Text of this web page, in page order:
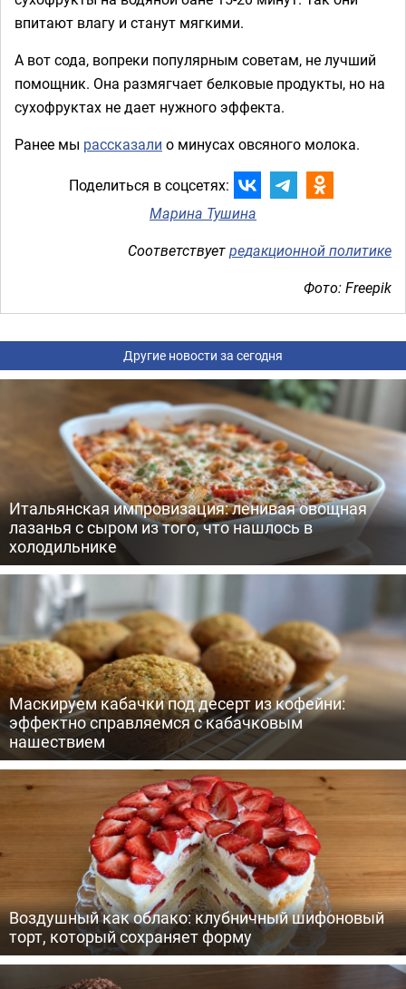
впитают влагу и станут мягкими.
А вот сода, вопреки популярным советам, не лучший
помощник. Она размягчает белковые продукты, но на
сухофруктах не дает нужного эффекта.
Ранее мы рассказали о минусах овсяного молока.
Поделиться в соцсетях:
Марина Тушина
Соответствуетредакционной политике
Фото: Freepik
Другие новости за сегодня
Итальянская импровизация: ленивая овощная
лазанья с сыром из того, что нашлось в
холодильнике
Маскируем кабачки под десерт из кофейни:
эффектно справляемся с кабачковым
нашествием
Воздушный как облако: клубничный шифоновый
торт, который сохраняет форму